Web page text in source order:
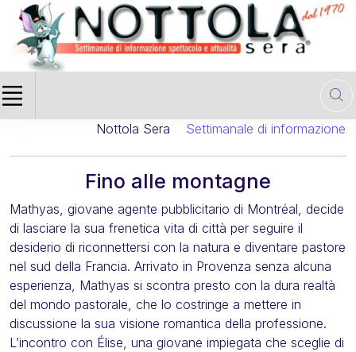
Nottola Sera Settimanale di informazione
Fino alle montagne
Mathyas, giovane agente pubblicitario di Montréal, decide
di lasciare la sua frenetica vita di città per seguire il
desiderio di riconnettersi con la natura e diventare pastore
nel sud della Francia. Arrivato in Provenza senza alcuna
esperienza, Mathyas si scontra presto con la dura realtà
del mondo pastorale, che lo costringe a mettere in
discussione la sua visione romantica della professione.
L’incontro con Élise, una giovane impiegata che sceglie di